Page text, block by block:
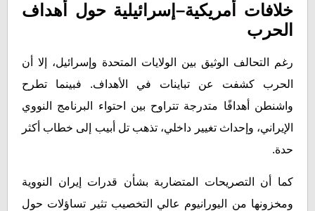
خلافات أمريكية–إسرائيلية حول أهداف
الحرب
رغم التحالف الوثيق بين الولايات المتحدة وإسرائيل، إلا أن
الحرب كشفت عن تباينات في الأهداف. فبينما تطرح
واشنطن أهدافًا متدرجة تتراوح بين احتواء البرنامج النووي
الإيراني، وإحداث تغيير داخلي، تذهب تل أبيب إلى خطاب أكثر
حدة.
كما أن التصريحات المتضاربة بشأن قدرات إيران النووية
ومخزونها من اليورانيوم عالي التخصيب تثير تساؤلات حول